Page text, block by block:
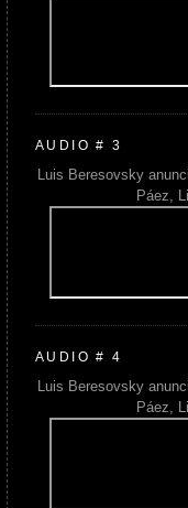
AUDIO # 3
Luis Beresovsky
Páez,
AUDIO # 4
Luis Beresovsky
Páez,